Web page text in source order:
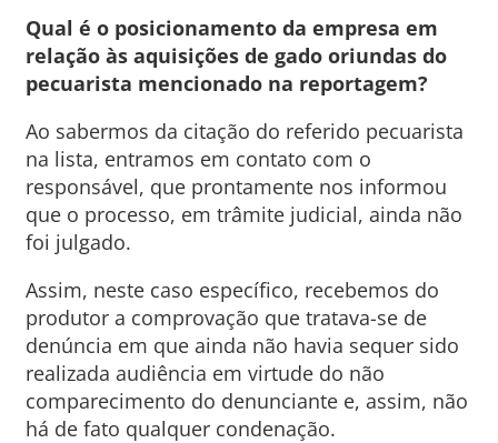
Qual é o posicionamento da empresa em
relação às aquisições de gado oriundas do
pecuarista mencionado na reportagem?
Ao sabermos da citação do referido pecuarista
na lista, entramos em contato com o
responsável, que prontamente nos informou
que o processo, em trâmite judicial, ainda não
foi julgado.
Assim, neste caso específico, recebemos do
produtor a comprovação que tratava-se de
denúncia em que ainda não havia sequer sido
realizada audiência em virtude do não
comparecimento do denunciante e, assim, não
há de fato qualquer condenação.